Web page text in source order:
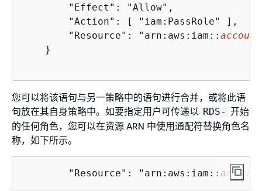
        "Effect": "Allow",
        "Action": [ "iam:PassRole" ],
        "Resource": "arn:aws:iam::
    }
您可以将该语句与另一策略中的语句进行合并，或将此语
句放在其自身策略中。如要指定用户可传递以 RDS- 开始
的任何角色，您可以在资源 ARN 中使用通配符替换角色名
称，如下所示。
        "Resource": "arn:aws:iam::